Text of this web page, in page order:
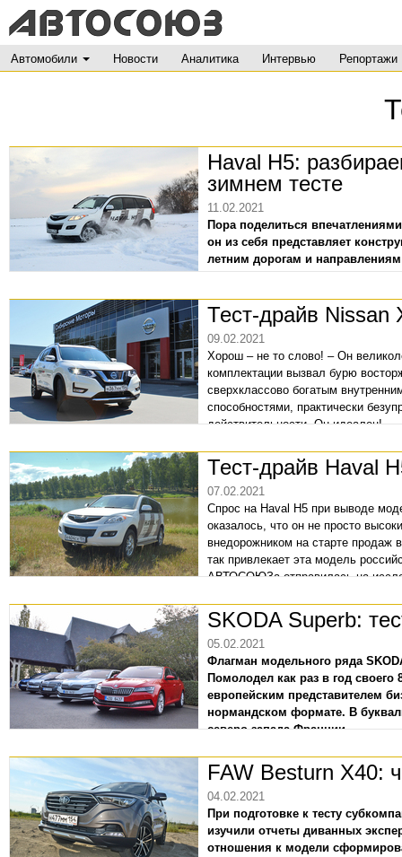
Автомобили Новости Аналитика Интервью Репортажи
Haval H5:
зимнем тесте
11.02.2021
Пора поделиться
он из себя представляет
летним дорогам и
материале. Сейчас
тему столько уже
Тест-драйв Nissan
09.02.2021
Хорош – не то слово! – Он
комплектации вызвал бурю
сверхклассово богатым
способностями, практически
действительности. Он идеален!
Тест-драйв Haval
07.02.2021
Спрос на Haval H5 при выводе
оказалось, что он не просто
внедорожником на старте продаж
так привлекает эта модель
АВТОСОЮЗа отправилась на
SKODA Superb:
05.02.2021
Флагман модельного ряда
Помолодел как раз в год
европейским представителем
нормандском формате. В
северо-запада Франции.
FAW Besturn X40:
04.02.2021
При подготовке к тесту
изучили отчеты диванных
отношения к модели